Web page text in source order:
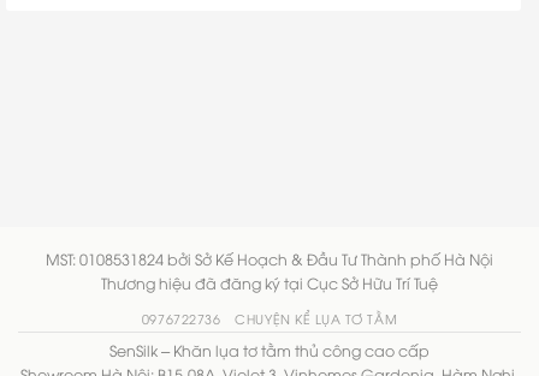
MST: 0108531824 bởi Sở Kế Hoạch & Đầu Tư Thành phố Hà Nội
Thương hiệu đã đăng ký tại Cục Sở Hữu Trí Tuệ
0976722736 CHUYỆN KỂ LỤA TƠ TẰM
SenSilk – Khăn lụa tơ tằm thủ công cao cấp